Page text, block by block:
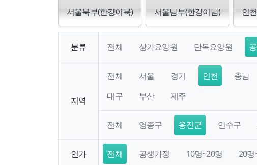
서울북부(한강이북) 서울남부(한강이남) 인
분류 전체 상가요양원 단독요양원
지역
전체 서울 경기 인천 충남
대구
부산 제주
전체 영종구 옹진군 연수구
인가 전체 공생가정 10명~20명 20명